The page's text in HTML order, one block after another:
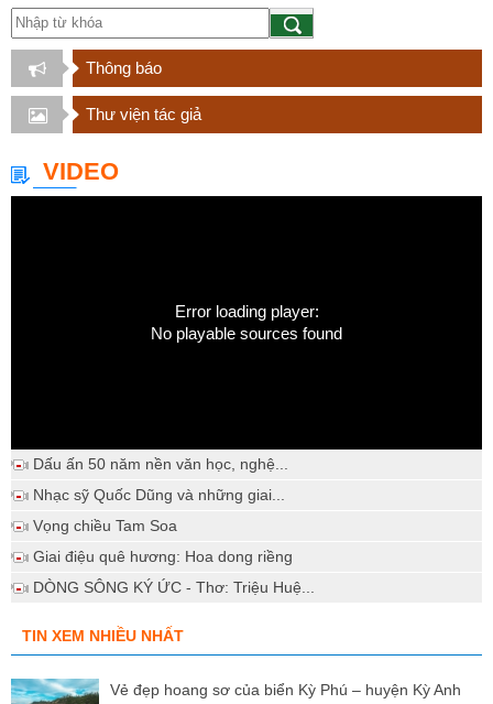
Thông báo
Thư viện tác giả
VIDEO
Error loading player:
No playable sources found
Dấu ấn 50 năm nền văn học, nghệ...
Nhạc sỹ Quốc Dũng và những giai...
Vọng chiều Tam Soa
Giai điệu quê hương: Hoa dong riềng
DÒNG SÔNG KÝ ỨC - Thơ: Triệu Huệ...
TIN XEM NHIỀU NHẤT
Vẻ đẹp hoang sơ của biển Kỳ Phú – huyện Kỳ Anh